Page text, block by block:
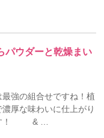
パウダーと乾燥まい
強の組合せですね！植
厚な味わいに仕上がり
す！ & …